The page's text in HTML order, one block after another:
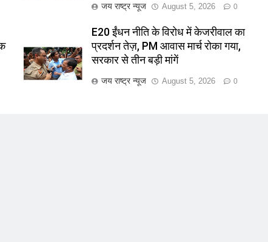
जय राष्ट्र न्यूज August 5, 2026 0
E20 ईंधन नीति के विरोध में केजरीवाल का
प्रदर्शन तेज़, PM आवास मार्च रोका गया,
सरकार से तीन बड़ी मांगें
जय राष्ट्र न्यूज August 5, 2026 0